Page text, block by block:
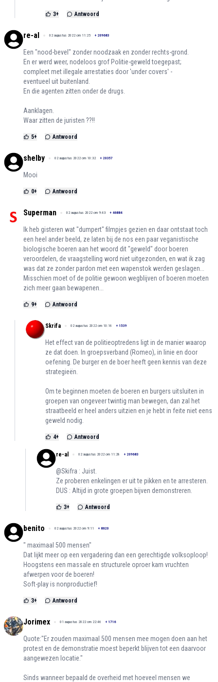
3+ Antwoord
re-al 02 augustus 2022 om 11:25 + 209683
Een "nood-bevel" zonder noodzaak en zonder rechts-grond.
En er werd weer, nodeloos grof Politie-geweld toegepast;
compleet met illegale arrestaties door 'under covers' -
eventueel uit buitenland.
En die agenten zitten onder de drugs.
Aanklagen.
Waar zitten de juristen ??!!
5+ Antwoord
shelby 02 augustus 2022 om 10:32 + 20357
Mooi
0+ Antwoord
Superman 02 augustus 2022 om 9:43 + 46884
Ik heb gisteren wat "dumpert" filmpjes gezien en daar ontstaat toch
een heel ander beeld, ze laten bij de nos een paar veganistische
biologische boeren aan het woord dit "geweld" door boeren
veroordelen, de vraagstelling word niet uitgezonden, en wat ik zag
was dat ze zonder pardon met een wapenstok werden geslagen...
Misschien moet of de politie gewoon wegblijven of boeren moeten
zich meer gaan bewapenen...
9+ Antwoord
Skrifa 02 augustus 2022 om 10:16 + 1539
Het effect van de politieoptredens ligt in de manier waarop
ze dat doen. In groepsverband (Romeo), in linie en door
oefening. De burger en de boer heeft geen kennis van deze
strategieën.
Om te beginnen moeten de boeren en burgers uitsluiten in
groepen van ongeveer twintig man bewegen, dan zal het
straatbeeld er heel anders uitzien en je hebt in feite niet eens
geweld nodig.
4+ Antwoord
re-al 02 augustus 2022 om 11:28 + 209683
@Skifra : Juist.
Ze proberen enkelingen er uit te pikken en te arresteren.
DUS : Altijd in grote groepen bijven demonstreren.
3+ Antwoord
benito 02 augustus 2022 om 9:11 + 8620
" maximaal 500 mensen"
Dat lijkt meer op een vergadering dan een gerechtigde volksoploop!
Hoogstens een massale en structurele oproer kam vruchten
afwerpen voor de boeren!
Soft-play is nonproductief!
3+ Antwoord
Jorimex 01 augustus 2022 om 22:46 + 1716
Quote:"Er zouden maximaal 500 mensen mee mogen doen aan het
protest en de demonstratie moest beperkt blijven tot een daarvoor
aangewezen locatie."
Sinds wanneer bepaald de overheid met hoeveel mensen we